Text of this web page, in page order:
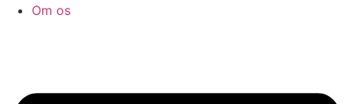
Om os